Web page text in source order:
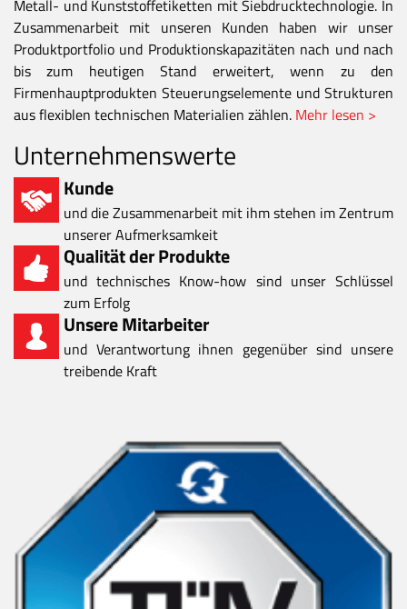
Metall- und Kunststoffetiketten mit Siebdrucktechnologie. In
Zusammenarbeit mit unseren Kunden haben wir unser
Produktportfolio und Produktionskapazitäten nach und nach
bis zum heutigen Stand erweitert, wenn zu den
Firmenhauptprodukten Steuerungselemente und Strukturen
aus flexiblen technischen Materialien zählen. Mehr lesen >
Unternehmenswerte
Kunde
und die Zusammenarbeit mit ihm stehen im Zentrum
unserer Aufmerksamkeit
Qualität der Produkte
und technisches Know-how sind unser Schlüssel
zum Erfolg
Unsere Mitarbeiter
und Verantwortung ihnen gegenüber sind unsere
treibende Kraft